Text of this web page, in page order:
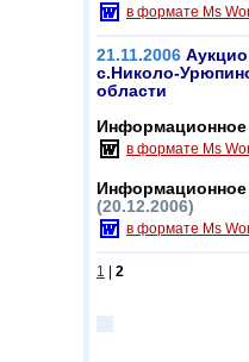
в формате Ms
21.11.2006
с.Николо-
области
в формате Ms
Информационное
(20.12.2006)
в формате Ms
1 2